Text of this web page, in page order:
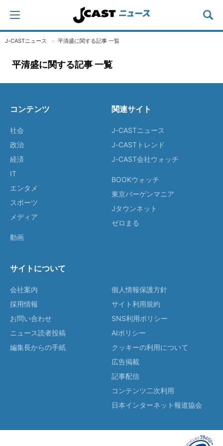
J-CASTニュース 平清盛に関する記事 一覧
平清盛に関する記事 一覧
コンテンツ
社会
政治
経済
IT
エンタメ
スポーツ
メディア
動画
関連サイト
J-CASTニュース
J-CASTトレンド
J-CAST会社ウォッチ
BOOKウォッチ
東京バーゲンマニア
Jタウンネット
ゼロまる
サイトについて
会社案内
採用情報
お問い合わせ
ニュース読者投稿
編集長からの手紙
個人情報保護方針
サイト利用規約
SNS利用ポリシー
AIポリシー
クッキーの利用について
広告掲載
記事配信
コンテンツ二次利用
日本インターネット報道協会